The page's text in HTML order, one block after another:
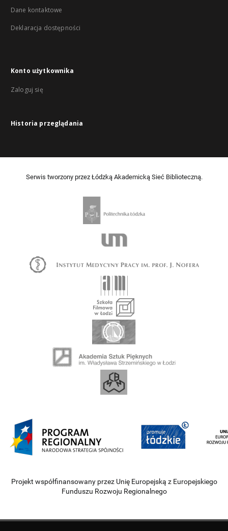
Dane kontaktowe
Deklaracja dostępności
Konto użytkownika
Zaloguj się
Historia przeglądania
Serwis tworzony przez Łódzką Akademicką Sieć Biblioteczną.
Projekt współfinansowany przez Unię Europejską z Europejskiego
Funduszu Rozwoju Regionalnego